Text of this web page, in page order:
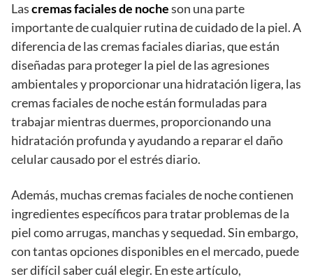
Lascremas faciales de nocheson una parte
importante de cualquier rutina de cuidado de la piel. A
diferencia de las cremas faciales diarias, que están
diseñadas para proteger la piel de las agresiones
ambientales y proporcionar una hidratación ligera, las
cremas faciales de noche están formuladas para
trabajar mientras duermes, proporcionando una
hidratación profunda y ayudando a reparar el daño
celular causado por el estrés diario.
Además, muchas cremas faciales de noche contienen
ingredientes específicos para tratar problemas de la
piel como arrugas, manchas y sequedad. Sin embargo,
con tantas opciones disponibles en el mercado, puede
ser difícil saber cuál elegir. En este artículo,